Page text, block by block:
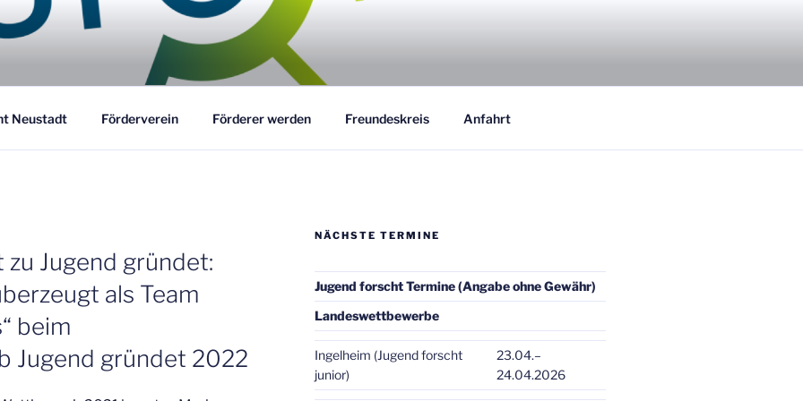
AG NEUSTADT
Neustadt Förderverein Förderer werden Freundeskreis Anfahrt
Jugend gründet:
als Team
beim
Jugend gründet 2022
NÄCHSTE TERMINE
Jugend forscht Termine (Angabe ohne Gewähr)
Landeswettbewerbe
Ingelheim (Jugend forscht
junior)
23.04.–
24.04.2026